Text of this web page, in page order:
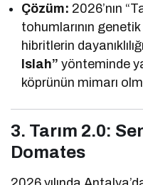
Çözüm: 2026’nın
tohumlarının
hibritlerin
Islah” yönteminde
köprünün mimarı
3. Tarım 2.0:
Domates